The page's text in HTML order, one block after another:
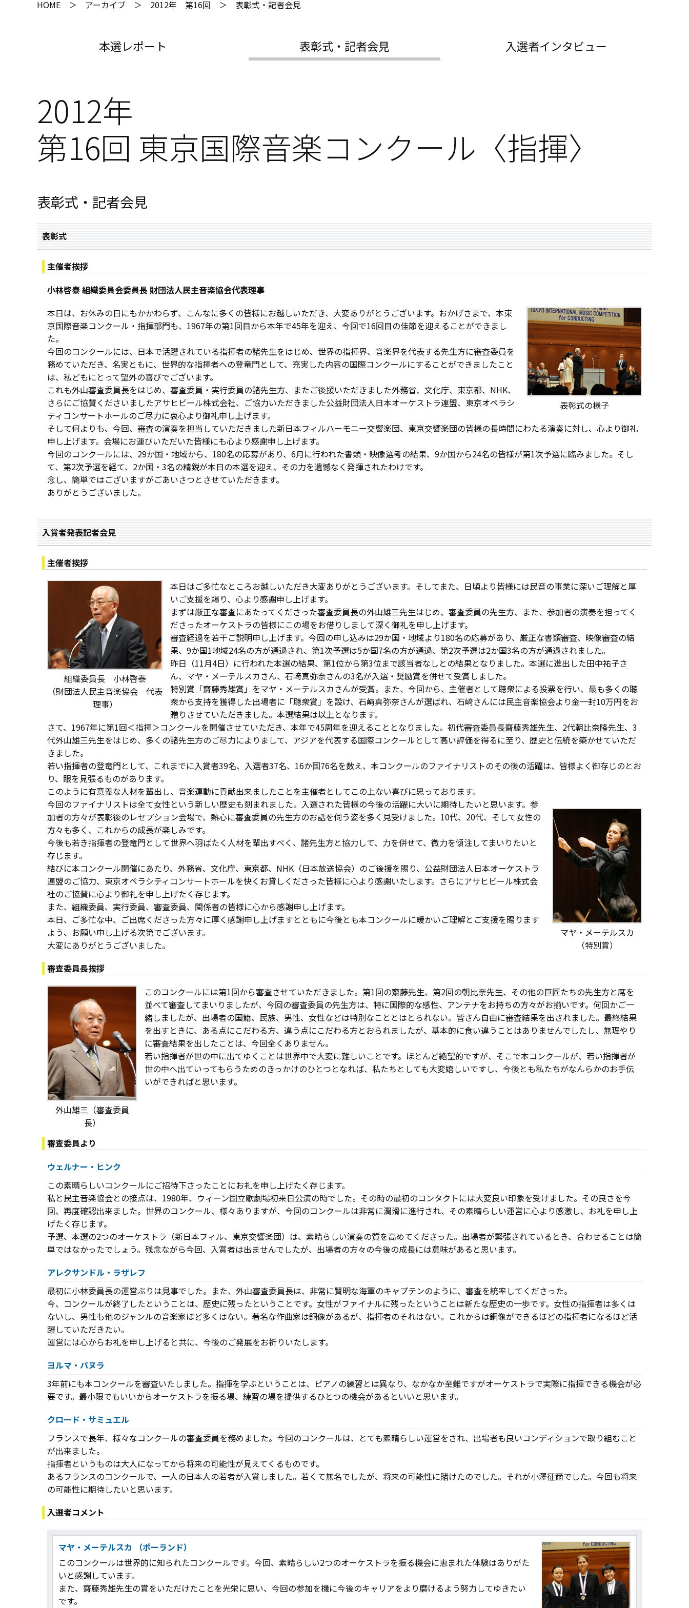
HOME ＞ アーカイブ ＞ 2012年 第16回 ＞ 表彰式・記者会見
本選レポート 表彰式・記者会見 入選者インタビュー
2012年
第16回 東京国際音楽コンクール〈指揮〉
表彰式・記者会見
表彰式
主催者挨拶
小林啓泰組織委員会委員長 財団法人民主音楽協会代表理事
表彰式の様子
本日は、お休みの日にもかかわらず、こんなに多くの皆様にお越しいただき、大変ありがとうございます。おかげさまで、本東
京国際音楽コンクール・指揮部門も、1967年の第1回目から本年で45年を迎え、今回で16回目の佳節を迎えることができまし
た。
今回のコンクールには、日本で活躍されている指揮者の諸先生をはじめ、世界の指揮界、音楽界を代表する先生方に審査委員を
務めていただき、名実ともに、世界的な指揮者への登竜門として、充実した内容の国際コンクールにすることができましたこと
は、私どもにとって望外の喜びでございます。
これも外山審査委員長をはじめ、審査委員・実行委員の諸先生方、またご後援いただきました外務省、文化庁、東京都、NHK、
さらにご協賛くださいましたアサヒビール株式会社、ご協力いただきました公益財団法人日本オーケストラ連盟、東京オペラシ
ティコンサートホールのご尽力に衷心より御礼申し上げます。
そして何よりも、今回、審査の演奏を担当していただきました新日本フィルハーモニー交響楽団、東京交響楽団の皆様の長時間にわたる演奏に対し、心より御礼
申し上げます。会場にお運びいただいた皆様にも心より感謝申し上げます。
今回のコンクールには、29か国・地域から、180名の応募があり、6月に行われた書類・映像選考の結果、9か国から24名の皆様が第1次予選に臨みました。そし
て、第2次予選を経て、2か国・3名の精鋭が本日の本選を迎え、その力を遺憾なく発揮されたわけです。
念し、簡単ではございますがごあいさつとさせていただきます。
ありがとうございました。
入賞者発表記者会見
主催者挨拶
組織委員長 小林啓泰
（財団法人民主音楽協会 代表
理事）
本日はご多忙なところお越しいただき大変ありがとうございます。そしてまた、日頃より皆様には民音の事業に深いご理解と厚
いご支援を賜り、心より感謝申し上げます。
まずは厳正な審査にあたってくださった審査委員長の外山雄三先生はじめ、審査委員の先生方、また、参加者の演奏を担ってく
ださったオーケストラの皆様にこの場をお借りしまして深く御礼を申し上げます。
審査経過を若干ご説明申し上げます。今回の申し込みは29か国・地域より180名の応募があり、厳正な書類審査、映像審査の結
果、9か国1地域24名の方が通過され、第1次予選は5か国7名の方が通過、第2次予選は2か国3名の方が通過されました。
昨日（11月4日）に行われた本選の結果、第1位から第3位まで該当者なしとの結果となりました。本選に進出した田中祐子さ
ん、マヤ・メーテルスカさん、石﨑真弥奈さんの3名が入選・奨励賞を併せて受賞しました。
特別賞「齋藤秀雄賞」をマヤ・メーテルスカさんが受賞。また、今回から、主催者として聴衆による投票を行い、最も多くの聴
衆から支持を獲得した出場者に「聴衆賞」を設け、石﨑真弥奈さんが選ばれ、石﨑さんには民主音楽協会より金一封10万円をお
贈りさせていただきました。本選結果は以上となります。
さて、1967年に第1回＜指揮＞コンクールを開催させていただき、本年で45周年を迎えることとなりました。初代審査委員長齋藤秀雄先生、2代朝比奈隆先生、3
代外山雄三先生をはじめ、多くの諸先生方のご尽力によりまして、アジアを代表する国際コンクールとして高い評価を得るに至り、歴史と伝統を築かせていただ
きました。
若い指揮者の登竜門として、これまでに入賞者39名、入選者37名、16か国76名を数え、本コンクールのファイナリストのその後の活躍は、皆様よく御存じのとお
り、眼を見張るものがあります。
このように有意義な人材を輩出し、音楽運動に貢献出来ましたことを主催者としてこの上ない喜びに思っております。
マヤ・メーテルスカ
（特別賞）
今回のファイナリストは全て女性という新しい歴史も刻まれました。入選された皆様の今後の活躍に大いに期待したいと思います。参
加者の方々が表彰後のレセプション会場で、熱心に審査委員の先生方のお話を伺う姿を多く見受けました。10代、20代、そして女性の
方々も多く、これからの成長が楽しみです。
今後も若き指揮者の登竜門として世界へ羽ばたく人材を輩出すべく、諸先生方と協力して、力を併せて、微力を傾注してまいりたいと
存じます。
結びに本コンクール開催にあたり、外務省、文化庁、東京都、NHK（日本放送協会）のご後援を賜り、公益財団法人日本オーケストラ
連盟のご協力、東京オペラシティコンサートホールを快くお貸しくださった皆様に心より感謝いたします。さらにアサヒビール株式会
社のご協賛に心より御礼を申し上げたく存じます。
また、組織委員、実行委員、審査委員、関係者の皆様に心から感謝申し上げます。
本日、ご多忙な中、ご出席くださった方々に厚く感謝申し上げますとともに今後とも本コンクールに暖かいご理解とご支援を賜ります
よう、お願い申し上げる次第でございます。
大変にありがとうございました。
審査委員長挨拶
外山雄三（審査委員
長）
このコンクールには第1回から審査させていただきました。第1回の齋藤先生、第2回の朝比奈先生、その他の巨匠たちの先生方と席を
並べて審査してまいりましたが、今回の審査委員の先生方は、特に国際的な感性、アンテナをお持ちの方々がお揃いです。何回かご一
緒しましたが、出場者の国籍、民族、男性、女性などは特別なこととはとられない。皆さん自由に審査結果を出されました。最終結果
を出すときに、ある点にこだわる方、違う点にこだわる方とおられましたが、基本的に食い違うことはありませんでしたし、無理やり
に審査結果を出したことは、今回全くありません。
若い指揮者が世の中に出てゆくことは世界中で大変に難しいことです。ほとんど絶望的ですが、そこで本コンクールが、若い指揮者が
世の中へ出ていってもらうためのきっかけのひとつとなれば、私たちとしても大変嬉しいですし、今後とも私たちがなんらかのお手伝
いができればと思います。
審査委員より
ウェルナー・ヒンク
この素晴らしいコンクールにご招待下さったことにお礼を申し上げたく存じます。
私と民主音楽協会との接点は、1980年、ウィーン国立歌劇場初来日公演の時でした。その時の最初のコンタクトには大変良い印象を受けました。その良さを今
回、再度確認出来ました。世界のコンクール、様々ありますが、今回のコンクールは非常に潤滑に進行され、その素晴らしい運営に心より感激し、お礼を申し上
げたく存じます。
予選、本選の2つのオーケストラ（新日本フィル、東京交響楽団）は、素晴らしい演奏の質を高めてくださった。出場者が緊張されているとき、合わせることは簡
単ではなかったでしょう。残念ながら今回、入賞者は出ませんでしたが、出場者の方々の今後の成長には意味があると思います。
アレクサンドル・ラザレフ
最初に小林委員長の運営ぶりは見事でした。また、外山審査委員長は、非常に賢明な海軍のキャプテンのように、審査を統率してくださった。
今、コンクールが終了したということは、歴史に残ったということです。女性がファイナルに残ったということは新たな歴史の一歩です。女性の指揮者は多くは
ないし、男性も他のジャンルの音楽家ほど多くはない。著名な作曲家は銅像があるが、指揮者のそれはない。これからは銅像ができるほどの指揮者になるほど活
躍していただきたい。
運営には心からお礼を申し上げると共に、今後のご発展をお祈りいたします。
ヨルマ・パヌラ
3年前にも本コンクールを審査いたしました。指揮を学ぶということは、ピアノの練習とは異なり、なかなか至難ですがオーケストラで実際に指揮できる機会が必
要です。最小限でもいいからオーケストラを振る場、練習の場を提供するひとつの機会があるといいと思います。
クロード・サミュエル
フランスで長年、様々なコンクールの審査委員を務めました。今回のコンクールは、とても素晴らしい運営をされ、出場者も良いコンディションで取り組むこと
が出来ました。
指揮者というものは大人になってから将来の可能性が見えてくるものです。
あるフランスのコンクールで、一人の日本人の若者が入賞しました。若くて無名でしたが、将来の可能性に賭けたのでした。それが小澤征爾でした。今回も将来
の可能性に期待したいと思います。
入選者コメント
マヤ・メーテルスカ
（ポーランド）
このコンクールは世界的に知られたコンクールです。今回、素晴らしい2つのオーケストラを振る機会に恵まれた体験はありがた
いと感謝しています。
また、齋藤秀雄先生の賞をいただけたことを光栄に思い、今回の参加を機に今後のキャリアをより磨けるよう努力してゆきたい
です。